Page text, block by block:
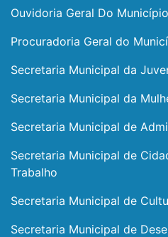
Ouvidoria Geral Do Município
Procuradoria Geral do
Secretaria Municipal da
Secretaria Municipal da
Secretaria Municipal de
Secretaria Municipal de
Trabalho
Secretaria Municipal de
Secretaria Municipal de